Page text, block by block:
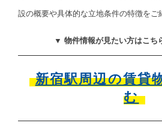
設の概要や具体的な立地条件の特徴をご
▼ 物件情報が見たい方はこち
新宿駅周辺の賃貸
む